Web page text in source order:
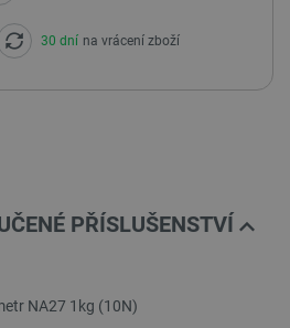
30 dní na vrácení zboží
PŘÍSLUŠENSTVÍ
NA27 1kg (10N)